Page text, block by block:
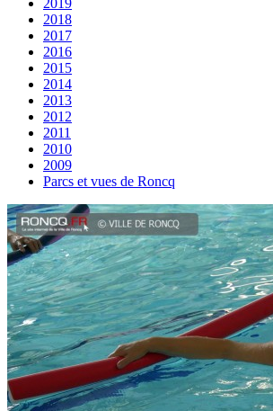
2018
2017
2016
2015
2014
2013
2012
2011
2010
2009
Parcs et vues de Roncq